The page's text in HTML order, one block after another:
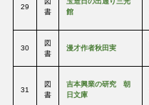
29
書
館
30
図
書
漫才作者秋田実
31
図
書
吉本興業の研究 朝
日文庫